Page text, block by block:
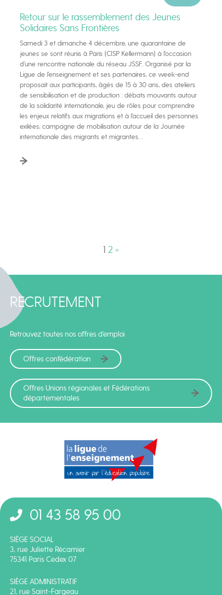
Retour sur le rassemblement des Jeunes
Solidaires Sans Frontières
Samedi 3 et dimanche 4 décembre, une quarantaine de
jeunes se sont réunis à Paris (CISP Kellermann) à l’occasion
d’une rencontre nationale du réseau JSSF. Organisé par la
Ligue de l’enseignement et ses partenaires, ce week-end
proposait aux participants, âgés de 15 à 30 ans, des ateliers
de sensibilisation et de production : débats mouvants autour
de la solidarité internationale, jeu de rôles pour comprendre
les enjeux relatifs aux migrations et à l’accueil des personnes
exilées, campagne de mobilisation autour de la Journée
internationale des migrants et migrantes…
1 2 »
01 43 58 95 00
SIÈGE SOCIAL
3, rue Juliette Récamier
75341 Paris Cedex 07
SIÈGE ADMINISTRATIF
21, rue Saint-Fargeau
RECRUTEMENT
Retrouvez toutes nos offres d'emploi
Offres confédération
Offres Unions régionales et Fédérations
départementales